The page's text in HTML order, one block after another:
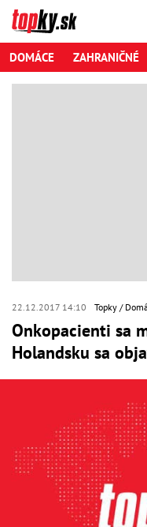
DOMÁCE ZAHRANIČNÉ
22.12.2017 14:10 Topky
Onkopacienti sa
Holandsku sa